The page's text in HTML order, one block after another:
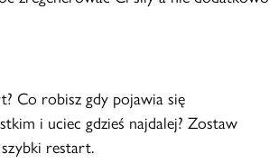
Co robisz gdy pojawia się
i uciec gdzieś najdalej? Zostaw
restart.